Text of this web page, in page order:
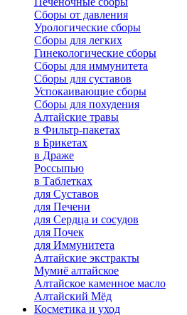
Сборы от давления
Урологические сборы
Сборы для легких
Гинекологические сборы
Сборы для иммунитета
Сборы для суставов
Успокаивающие сборы
Сборы для похудения
Алтайские травы
в Фильтр-пакетах
в Брикетах
в Драже
Россыпью
в Таблетках
для Cуставов
для Печени
для Сердца и сосудов
для Почек
для Иммунитета
Алтайские экстракты
Мумиё алтайское
Алтайское каменное масло
Алтайский Мёд
Косметика и уход